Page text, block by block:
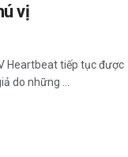
vị
Heartbeat tiếp tục được
do những ...